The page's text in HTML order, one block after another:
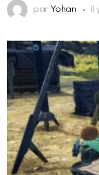
par Yohan il